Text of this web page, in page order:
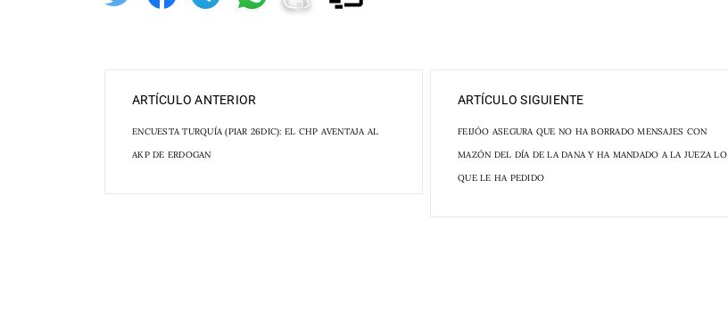
ARTÍCULO ANTERIOR
ENCUESTA TURQUÍA (PIAR 26DIC): EL CHP AVENTAJA AL
AKP DE ERDOGAN
ARTÍCULO SIGUIENTE
FEIJÓO ASEGURA QUE NO HA BORRADO MENSAJES CON
MAZÓN DEL DÍA DE LA DANA Y HA MANDADO A LA JUEZA LO
QUE LE HA PEDIDO